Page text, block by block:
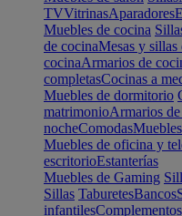
TVVitrinasAparadores
Muebles de cocina
de cocinaMesas y sillas
cocinaArmarios de
completasCocinas a
Muebles de dormitorio
matrimonioArmarios
nocheComodas
Muebles de oficina y
escritorioEstanterías
Muebles de Gaming
Sillas TaburetesBancos
infantiles